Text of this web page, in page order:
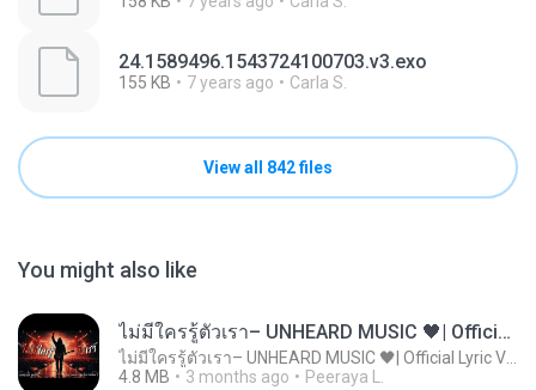
24.1589496.1543724100703.v3.exo
155 KB 7 years ago Carla S.
View all 842 files
You might also like
ไม่มีใครรู้ตัวเรา– UNHEARD MUSIC 🖤| Official Lyric Video | เพลงสู้ชีวิต
4.8 MB
3 months ago Peeraya L.